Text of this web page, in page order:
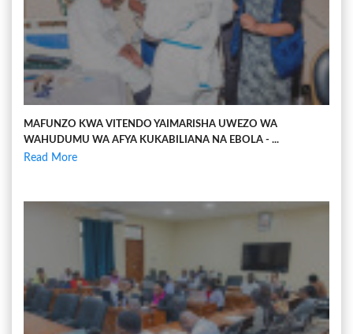
MAFUNZO KWA VITENDO YAIMARISHA UWEZO WA
WAHUDUMU WA AFYA KUKABILIANA NA EBOLA - ...
Read More